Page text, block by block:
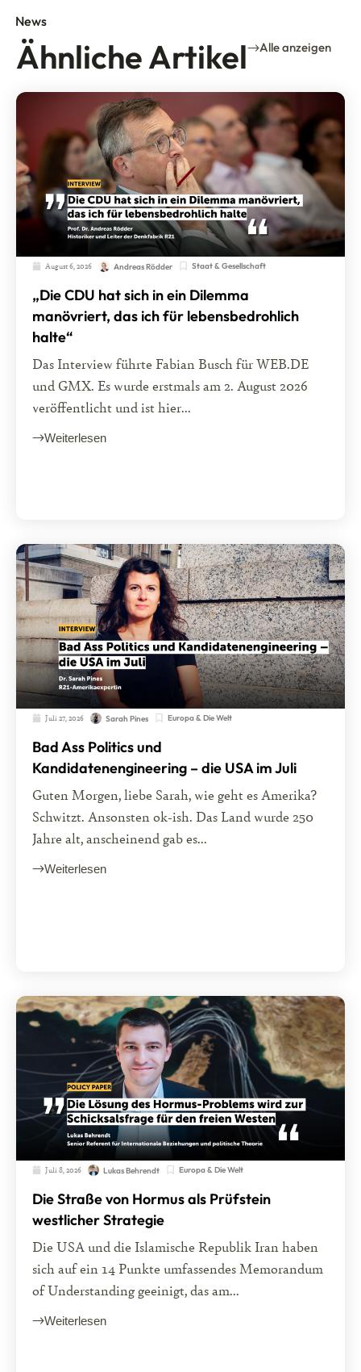
News
Ähnliche Artikel Alle anzeigen
August 6, 2026 Andreas Rödder Staat & Gesellschaft
„Die CDU hat sich in ein Dilemma
manövriert, das ich für lebensbedrohlich
halte“
Das Interview führte Fabian Busch für WEB.DE
und GMX. Es wurde erstmals am 2. August 2026
veröffentlicht und ist hier...
Weiterlesen
Juli 27, 2026 Sarah Pines Europa & Die Welt
Bad Ass Politics und
Kandidatenengineering – die USA im Juli
Guten Morgen, liebe Sarah, wie geht es Amerika?
Schwitzt. Ansonsten ok-ish. Das Land wurde 250
Jahre alt, anscheinend gab es...
Weiterlesen
Juli 8, 2026 Lukas Behrendt Europa & Die Welt
Die Straße von Hormus als Prüfstein
westlicher Strategie
Die USA und die Islamische Republik Iran haben
sich auf ein 14 Punkte umfassendes Memorandum
of Understanding geeinigt, das am...
Weiterlesen